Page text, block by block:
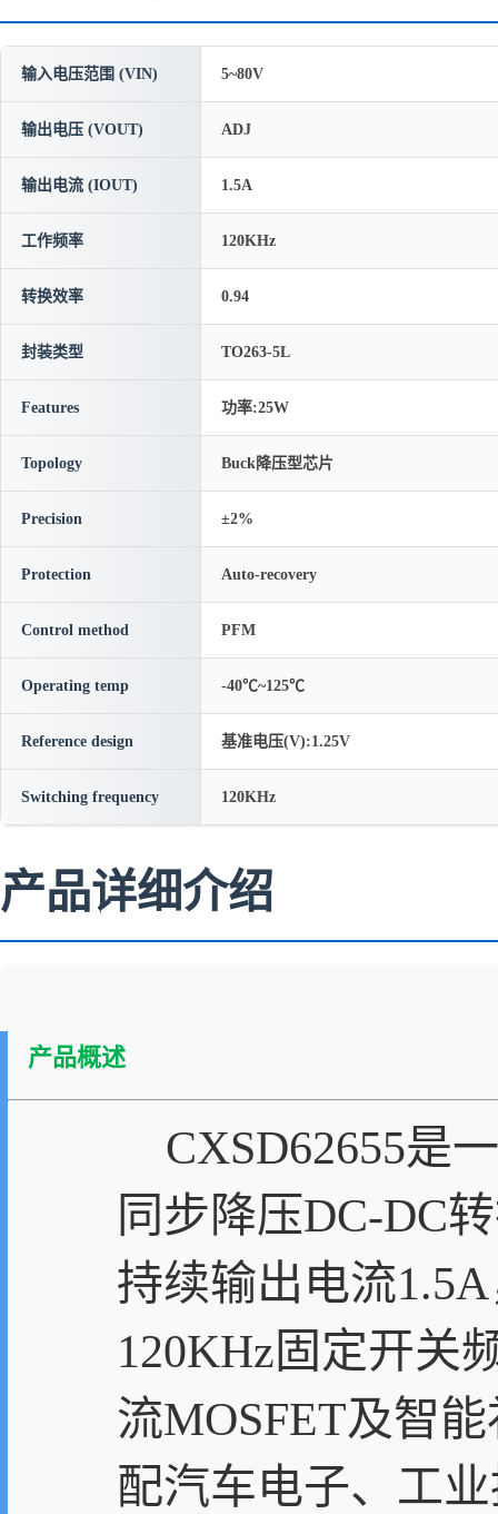
输入电压范围 (VIN) 5~80V
输出电压 (VOUT) ADJ
输出电流 (IOUT) 1.5A
工作频率 120KHz
转换效率 0.94
封装类型 TO263-5L
Features 功率:25W
Topology Buck降压型芯片
Precision ±2%
Protection Auto-recovery
Control method PFM
Operating temp -40℃~125℃
Reference design 基准电压(V):1.25V
Switching frequency 120KHz
产品详细介绍
产品概述
CXSD62655是
同步降压DC-DC
持续输出电流
120KHz固定开关
流MOSFET及智
配汽车电子、工